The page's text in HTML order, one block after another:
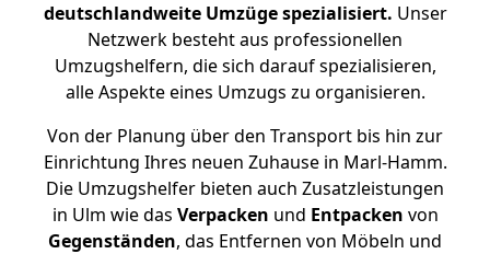
deutschlandweite Umzüge spezialisiert. Unser
Netzwerk besteht aus professionellen
Umzugshelfern, die sich darauf spezialisieren,
alle Aspekte eines Umzugs zu organisieren.
Von der Planung über den Transport bis hin zur
Einrichtung Ihres neuen Zuhause in Marl-Hamm.
Die Umzugshelfer bieten auch Zusatzleistungen
in Ulm wie das Verpacken und Entpacken von
Gegenständen, das Entfernen von Möbeln und